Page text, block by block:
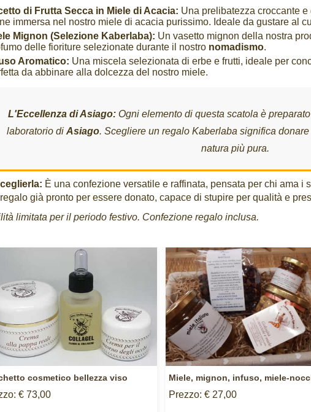
di Frutta Secca in Miele di Acacia: Una prelibatezza croccante
immersa nel nostro miele di acacia purissimo. Ideale da gustare al
Mignon (Selezione Kaberlaba): Un vasetto mignon della nostra
delle fioriture selezionate durante il nostro nomadismo.
Aromatico: Una miscela selezionata di erbe e frutti, ideale per
da abbinare alla dolcezza del nostro miele.
L'Eccellenza di Asiago: Ogni elemento di questa scatola è
laboratorio diAsiago. Scegliere un regalo Kaberlaba significa
natura più pura.
È una confezione versatile e raffinata, pensata per chi ama i
già pronto per essere donato, capace di stupire per qualità e
limitata per il periodo festivo. Confezione regalo inclusa.
cosmetico bellezza viso
€ 73,00
Miele, mignon, infuso, miele-
Prezzo: € 27,00